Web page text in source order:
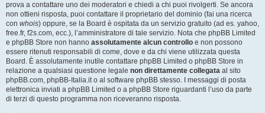
prova a contattare uno dei moderatori e chiedi a chi puoi rivolgerti. Se ancora
non ottieni risposta, puoi contattare il proprietario del dominio (fai una ricerca
con whois) oppure, se la Board è ospitata da un servizio gratuito (ad es. yahoo,
free.fr, f2s.com, ecc.), l’amministratore di tale servizio. Nota che phpBB Limited
e phpBB Store non hanno assolutamente alcun controllo e non possono
essere ritenuti responsabili di come, dove e da chi viene utilizzata questa
Board. È assolutamente inutile contattare phpBB Limited o phpBB Store in
relazione a qualsiasi questione legale non direttamente collegata al sito
phpBB.com, phpBB-Italia.it o al software phpBB stesso. I messaggi di posta
elettronica inviati a phpBB Limited o a phpBB Store riguardanti l’uso da parte
di terzi di questo programma non riceveranno risposta.